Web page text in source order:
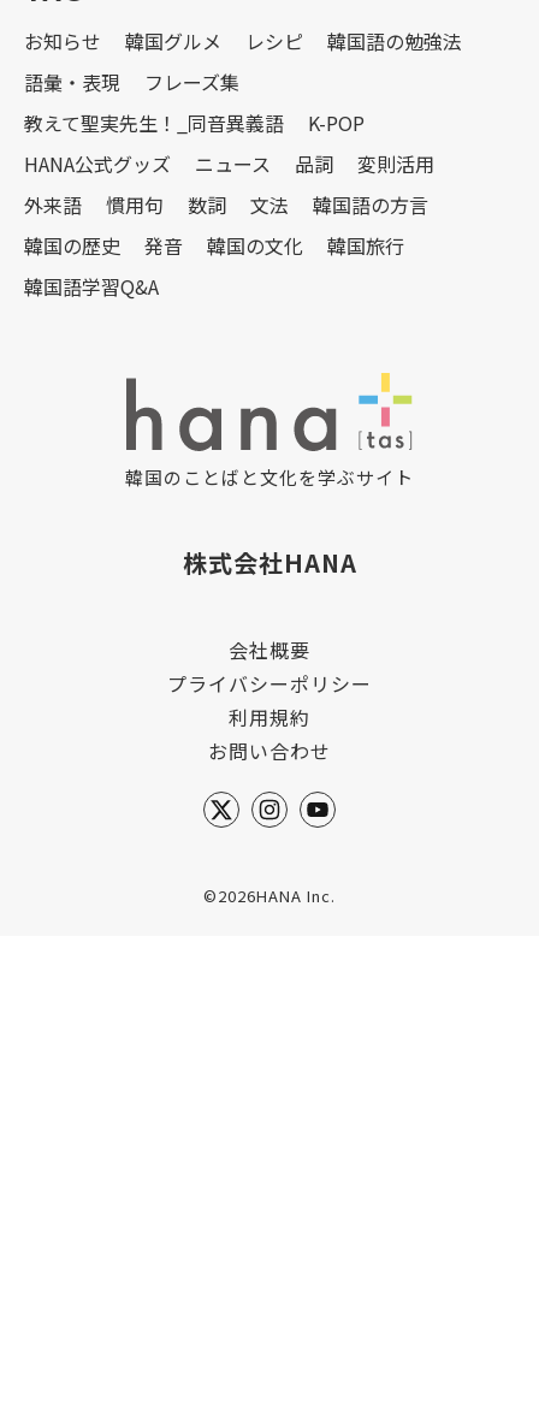
お知らせ 韓国グルメ レシピ
韓国語の勉強法
語彙・表現
フレーズ集
教えて聖実先生！_同音異義語
K-POP
HANA公式グッズ
ニュース 品詞
変則活用
外来語
慣用句 数詞 文法
韓国語の方言
韓国の歴史
発音 韓国の文化
韓国旅行
韓国語学習Q&A
韓国のことばと文化を学ぶサイト
株式会社HANA
会社概要
プライバシーポリシー
利用規約
お問い合わせ
©2026HANA Inc.